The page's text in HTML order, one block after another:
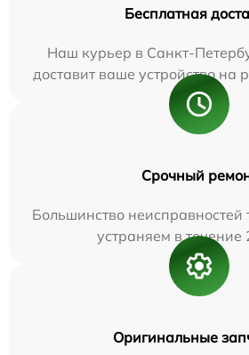
Бесплатная
Наш курьер в Санкт-
доставит ваше устройство на
Срочный
Большинство
устраняем в течение
Оригинальные